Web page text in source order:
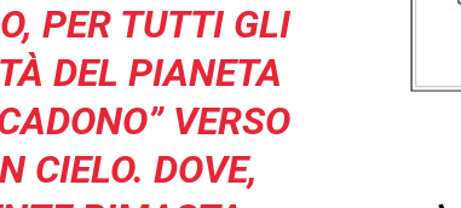
PER TUTTI GLI
DEL PIANETA
VERSO
CIELO. DOVE,